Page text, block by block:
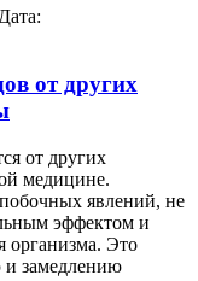
Дата:
от других
от других
медицине.
явлений, не
эффектом и
организма. Это
и замедлению